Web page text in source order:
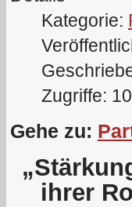
Kategorie:
Zugriffe:
Gehe zu:
ihrer